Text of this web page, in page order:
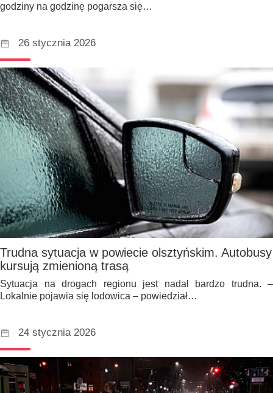
godziny na godzinę pogarsza się…
26 stycznia 2026
Trudna sytuacja w powiecie olsztyńskim. Autobusy
kursują zmienioną trasą
Sytuacja na drogach regionu jest nadal bardzo trudna. –
Lokalnie pojawia się lodowica – powiedział…
24 stycznia 2026